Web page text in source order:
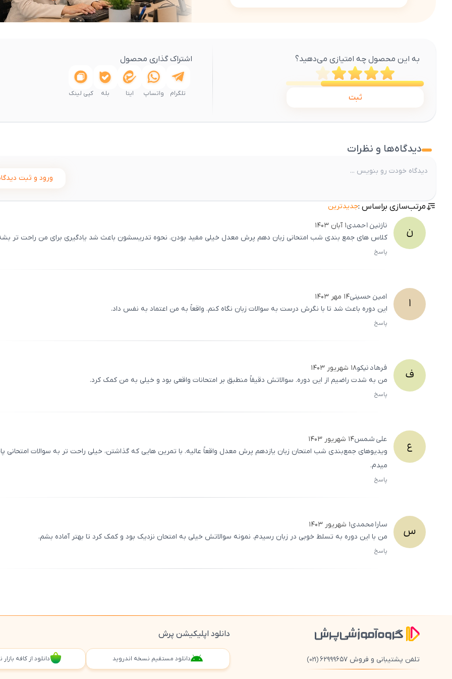
به این محصول چه امتیازی می‌دهید؟
ثبت
اشتراک گذاری محصول
تلگرام واتساپ ایتا بله کپی لینک
دیدگاه‌ها و نظرات
ورود و ثبت
مرتب‌سازی براساس :جدیدترین
ن نازنیناحمدی۱ آبان ۱۴۰۳
کلاس‌ های جمع بندی شب امتحانی زبان دهم پرش معدل خیلی مفید بودن. نحوه تدریسشون باعث شد یادگیری برای من راحت ‌تر
پاسخ
ا امینحسینی۱۴ مهر ۱۴۰۳
این دوره باعث شد تا با نگرش درست به سوالات زبان نگاه کنم. واقعاً به من اعتماد به نفس داد.
پاسخ
ف فرهادنیکو۱۸ شهریور ۱۴۰۳
من به شدت راضیم از این دوره. سوالاتش دقیقاً منطبق بر امتحانات واقعی بود و خیلی به من کمک کرد.
پاسخ
ع علیشمس۱۴ شهریور ۱۴۰۳
ویدیوهای جمع‌بندی شب امتحان زبان یازدهم پرش معدل واقعاً عالیه. با تمرین ‌هایی که گذاشتن، خیلی راحت ‌تر به سوالات امتحانی
میدم.
پاسخ
س سارامحمدی۱ شهریور ۱۴۰۳
من با این دوره به تسلط خوبی در زبان رسیدم. نمونه سوالاتش خیلی به امتحان نزدیک بود و کمک کرد تا بهتر آماده بشم.
پاسخ
تلفن پشتیبانی و فروش ۶۲۹۹۹۶۵۷ (021)
دانلود اپلیکیشن پرش
دانلود مستقیم نسخه اندروید دانلود از کافه